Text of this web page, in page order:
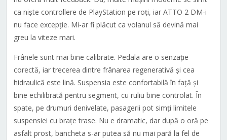
ca niște controllere de PlayStation pe roți, iar ATTO 2 DM-i
nu face excepție. Mi-ar fi plăcut ca volanul să devină mai
greu la viteze mari.
Frânele sunt mai bine calibrate. Pedala are o senzație
corectă, iar trecerea dintre frânarea regenerativă și cea
hidraulică este lină. Suspensia este confortabilă în față și
bine echilibrată pentru segment, cu ruliu bine controlat. În
spate, pe drumuri denivelate, pasagerii pot simți limitele
suspensiei cu brațe trase. Nu e dramatic, dar după o oră pe
asfalt prost, bancheta s-ar putea să nu mai pară la fel de